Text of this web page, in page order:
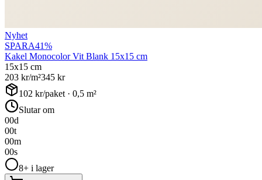
Nyhet
SPARA41%
Kakel Monocolor Vit Blank 15x15 cm
15x15 cm
203 kr/m²345 kr
102 kr/paket · 0,5 m²
Slutar om
00d
00t
00m
00s
8+ i lager